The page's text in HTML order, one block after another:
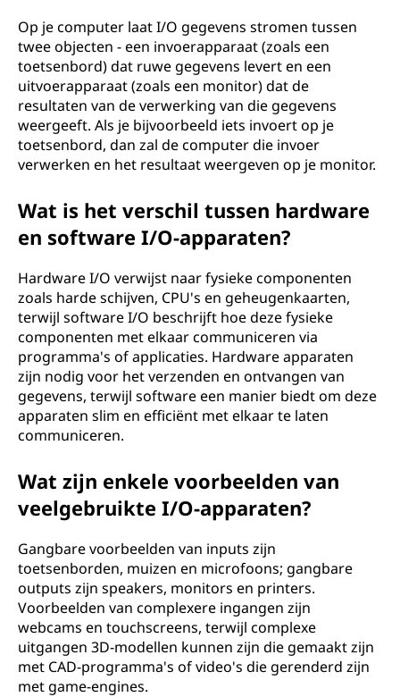
Op je computer laat I/O gegevens stromen tussen
twee objecten - een invoerapparaat (zoals een
toetsenbord) dat ruwe gegevens levert en een
uitvoerapparaat (zoals een monitor) dat de
resultaten van de verwerking van die gegevens
weergeeft. Als je bijvoorbeeld iets invoert op je
toetsenbord, dan zal de computer die invoer
verwerken en het resultaat weergeven op je monitor.
Wat is het verschil tussen hardware
en software I/O-apparaten?
Hardware I/O verwijst naar fysieke componenten
zoals harde schijven, CPU's en geheugenkaarten,
terwijl software I/O beschrijft hoe deze fysieke
componenten met elkaar communiceren via
programma's of applicaties. Hardware apparaten
zijn nodig voor het verzenden en ontvangen van
gegevens, terwijl software een manier biedt om deze
apparaten slim en efficiënt met elkaar te laten
communiceren.
Wat zijn enkele voorbeelden van
veelgebruikte I/O-apparaten?
Gangbare voorbeelden van inputs zijn
toetsenborden, muizen en microfoons; gangbare
outputs zijn speakers, monitors en printers.
Voorbeelden van complexere ingangen zijn
webcams en touchscreens, terwijl complexe
uitgangen 3D-modellen kunnen zijn die gemaakt zijn
met CAD-programma's of video's die gerenderd zijn
met game-engines.